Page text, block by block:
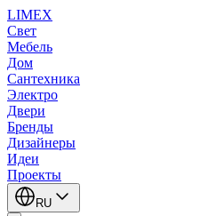
LIMEX
Свет
Мебель
Дом
Сантехника
Электро
Двери
Бренды
Дизайнеры
Идеи
Проекты
RU